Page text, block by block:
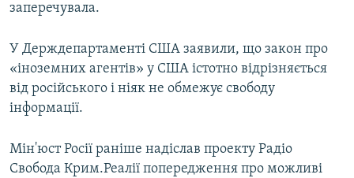
заперечувала.
У Держдепартаменті США заявили, що закон про
«іноземних агентів» у США істотно відрізняється
від російського і ніяк не обмежує свободу
інформації.
Мін'юст Росії раніше надіслав проекту Радіо
Свобода Крим.Реалії попередження про можливі